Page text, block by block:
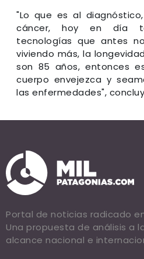
"Lo que es al
cáncer, hoy en día
tecnologías que antes
viviendo más, la
son 85 años, entonces
cuerpo envejezca y
las enfermedades",
Portal de noticias radicado
Una propuesta de análisis a
alcance nacional e